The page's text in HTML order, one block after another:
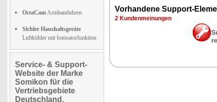
OctaCamArmbanduhren
Sichler Haushaltsgeräte
Luftkühler mit Ionisatorfunktion
Service- & Support-
Website der Marke
Somikon für die
Vertriebsgebiete
Deutschland,
Vor­han­de­ne Sup­port-
2 Kun­den­mei­nun­gen